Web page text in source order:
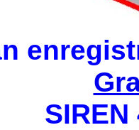
SIREN